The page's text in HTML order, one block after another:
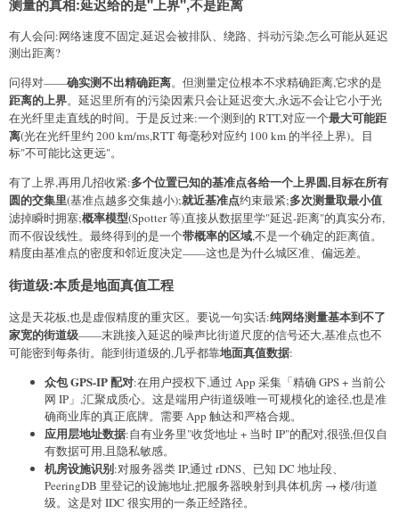
测量的真相:延迟给的是"上界",不是距离
有人会问:网络速度不固定,延迟会被排队、绕路、抖动污染,怎么可能从延迟
测出距离?
问得对——确实测不出精确距离。但测量定位根本不求精确距离,它求的是
距离的上界。延迟里所有的污染因素只会让延迟变大,永远不会让它小于光
在光纤里走直线的时间。于是反过来:一个测到的 RTT,对应一个最大可能距
离(光在光纤里约 200 km/ms,RTT 每毫秒对应约 100 km 的半径上界)。目
标"不可能比这更远"。
有了上界,再用几招收紧:多个位置已知的基准点各给一个上界圆,目标在所有
圆的交集里(基准点越多交集越小);就近基准点约束最紧;多次测量取最小值
滤掉瞬时拥塞;概率模型(Spotter 等)直接从数据里学"延迟-距离"的真实分布,
而不假设线性。最终得到的是一个带概率的区域,不是一个确定的距离值。
精度由基准点的密度和邻近度决定——这也是为什么城区准、偏远差。
街道级:本质是地面真值工程
这是天花板,也是虚假精度的重灾区。要说一句实话:纯网络测量基本到不了
家宽的街道级——末跳接入延迟的噪声比街道尺度的信号还大,基准点也不
可能密到每条街。能到街道级的,几乎都靠地面真值数据:
众包 GPS-IP 配对:在用户授权下,通过 App 采集「精确 GPS + 当前公
网 IP」,汇聚成质心。这是端用户街道级唯一可规模化的途径,也是准
确商业库的真正底牌。需要 App 触达和严格合规。
应用层地址数据:自有业务里"收货地址 + 当时 IP"的配对,很强,但仅自
有数据可用,且隐私敏感。
机房设施识别:对服务器类 IP,通过 rDNS、已知 DC 地址段、
PeeringDB 里登记的设施地址,把服务器映射到具体机房 → 楼/街道
级。这是对 IDC 很实用的一条正经路径。